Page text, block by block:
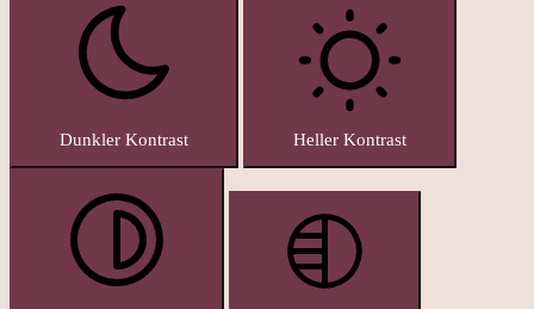
Dunkler Kontrast Heller Kontrast